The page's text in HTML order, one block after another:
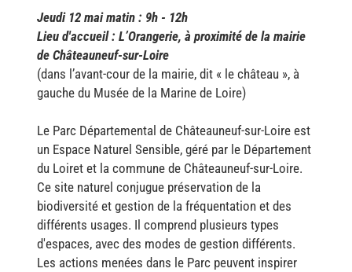
Jeudi 12 mai matin : 9h - 12h
Lieu d'accueil : L’Orangerie, à proximité de la mairie
de Châteauneuf-sur-Loire
(dans l’avant-cour de la mairie, dit « le château », à
gauche du Musée de la Marine de Loire)
Le Parc Départemental de Châteauneuf-sur-Loire est
un Espace Naturel Sensible, géré par le Département
du Loiret et la commune de Châteauneuf-sur-Loire.
Ce site naturel conjugue préservation de la
biodiversité et gestion de la fréquentation et des
différents usages. Il comprend plusieurs types
d'espaces, avec des modes de gestion différents.
Les actions menées dans le Parc peuvent inspirer